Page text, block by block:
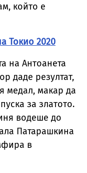
който е
Токио 2020
на Антоанета
даде резултат,
медал, макар да
за златото.
водеше до
Патарашкина
в